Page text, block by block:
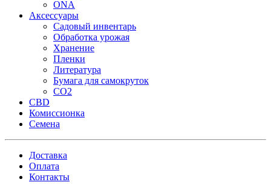
ONA
Аксессуары
Садовый инвентарь
Обработка урожая
Хранение
Пленки
Литература
Бумага для самокруток
CO2
CBD
Комисcионка
Семена
Доставка
Оплата
Контакты